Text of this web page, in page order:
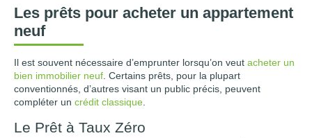
Les prêts pour acheter un appartement
neuf
Il est souvent nécessaire d’emprunter lorsqu’on veut acheter un
bien immobilier neuf . Certains prêts, pour la plupart
conventionnés, d’autres visant un public précis, peuvent
compléter un crédit classique
Le Prêt à Taux Zéro